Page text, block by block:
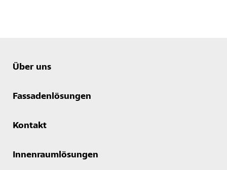
Über uns
Fassadenlösungen
Kontakt
Innenraumlösungen